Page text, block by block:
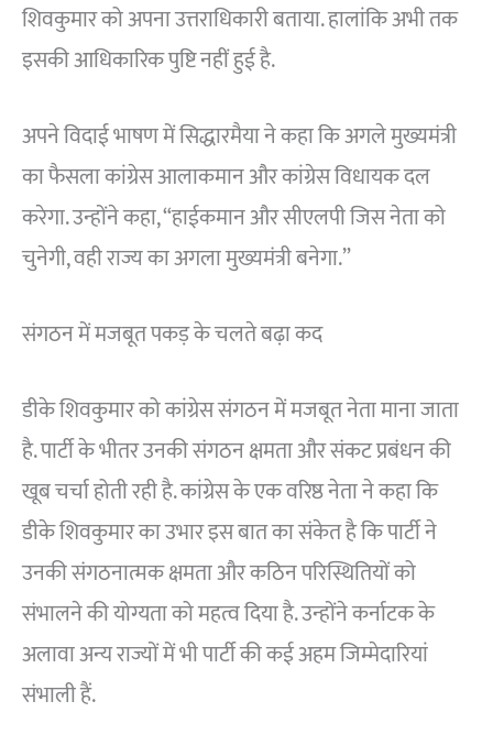
शिवकुमार को अपना उत्तराधिकारी बताया. हालांकि अभी तक
इसकी आधिकारिक पुष्टि नहीं हुई है.
अपने विदाई भाषण में सिद्धारमैया ने कहा कि अगले मुख्यमंत्री
का फैसला कांग्रेस आलाकमान और कांग्रेस विधायक दल
करेगा. उन्होंने कहा, “हाईकमान और सीएलपी जिस नेता को
चुनेगी, वही राज्य का अगला मुख्यमंत्री बनेगा.”
संगठन में मजबूत पकड़ के चलते बढ़ा कद
डीके शिवकुमार को कांग्रेस संगठन में मजबूत नेता माना जाता
है. पार्टी के भीतर उनकी संगठन क्षमता और संकट प्रबंधन की
खूब चर्चा होती रही है. कांग्रेस के एक वरिष्ठ नेता ने कहा कि
डीके शिवकुमार का उभार इस बात का संकेत है कि पार्टी ने
उनकी संगठनात्मक क्षमता और कठिन परिस्थितियों को
संभालने की योग्यता को महत्व दिया है. उन्होंने कर्नाटक के
अलावा अन्य राज्यों में भी पार्टी की कई अहम जिम्मेदारियां
संभाली हैं.